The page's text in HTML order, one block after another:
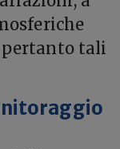
tali